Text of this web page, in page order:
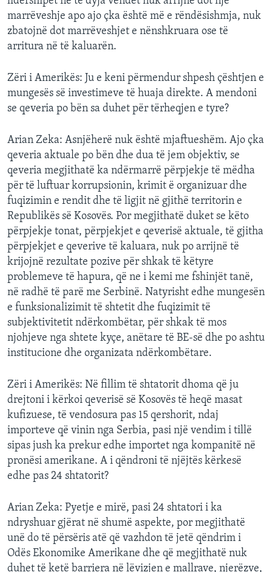
marrëveshje apo ajo çka është më e rëndësishmja, nuk
zbatojnë dot marrëveshjet e nënshkruara ose të
arritura në të kaluarën.
Zëri i Amerikës: Ju e keni përmendur shpesh çështjen e
mungesës së investimeve të huaja direkte. A mendoni
se qeveria po bën sa duhet për tërheqjen e tyre?
Arian Zeka: Asnjëherë nuk është mjaftueshëm. Ajo çka
qeveria aktuale po bën dhe dua të jem objektiv, se
qeveria megjithatë ka ndërmarrë përpjekje të mëdha
për të luftuar korrupsionin, krimit ë organizuar dhe
fuqizimin e rendit dhe të ligjit në gjithë territorin e
Republikës së Kosovës. Por megjithatë duket se këto
përpjekje tonat, përpjekjet e qeverisë aktuale, të gjitha
përpjekjet e qeverive të kaluara, nuk po arrijnë të
krijojnë rezultate pozive për shkak të këtyre
problemeve të hapura, që ne i kemi me fshinjët tanë,
në radhë të parë me Serbinë. Natyrisht edhe mungesën
e funksionalizimit të shtetit dhe fuqizimit të
subjektivitetit ndërkombëtar, për shkak të mos
njohjeve nga shtete kyçe, anëtare të BE-së dhe po ashtu
institucione dhe organizata ndërkombëtare.
Zëri i Amerikës: Në fillim të shtatorit dhoma që ju
drejtoni i kërkoi qeverisë së Kosovës të heqë masat
kufizuese, të vendosura pas 15 qershorit, ndaj
importeve që vinin nga Serbia, pasi një vendim i tillë
sipas jush ka prekur edhe importet nga kompanitë në
pronësi amerikane. A i qëndroni të njëjtës kërkesë
edhe pas 24 shtatorit?
Arian Zeka: Pyetje e mirë, pasi 24 shtatori i ka
ndryshuar gjërat në shumë aspekte, por megjithatë
unë do të përsëris atë që vazhdon të jetë qëndrim i
Odës Ekonomike Amerikane dhe që megjithatë nuk
duhet të ketë barriera në lëvizjen e mallrave, njerëzve,